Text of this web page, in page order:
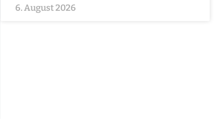
6. August 2026